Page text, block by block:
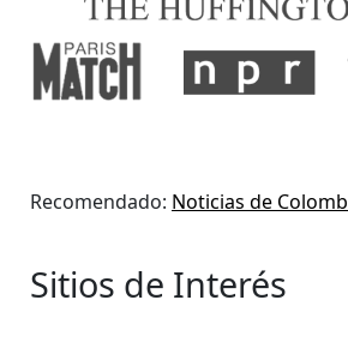
Recomendado: Noticias de
Sitios de Interés